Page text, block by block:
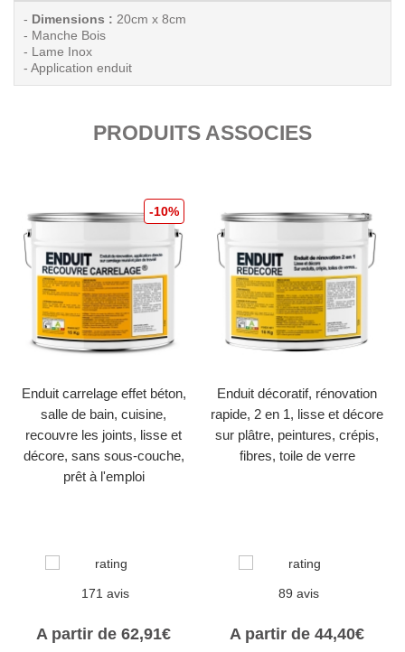
- Dimensions : 20cm x 8cm
- Manche Bois
- Lame Inox
- Application enduit
PRODUITS ASSOCIES
Enduit carrelage effet béton,
salle de bain, cuisine,
recouvre les joints, lisse et
décore, sans sous-couche,
prêt à l'emploi
171 avis
A partir de 62,91€
-10%
Enduit décoratif, rénovation
rapide, 2 en 1, lisse et décore
sur plâtre, peintures, crépis,
fibres, toile de verre
89 avis
A partir de 44,40€